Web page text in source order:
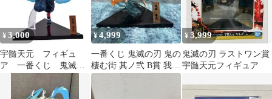
¥ 3,000
宇髄天元 フィギュ
ア 一番くじ 鬼滅の
刃 鬼の棲む街 其ノ
弐 未開封 未使用
¥4,999
一番くじ 鬼滅の刃 鬼の
棲む街 其ノ弐 B賞 我妻
善逸 フィギュア
¥3,999
鬼滅の刃 ラストワン賞
宇髄天元フィギュア